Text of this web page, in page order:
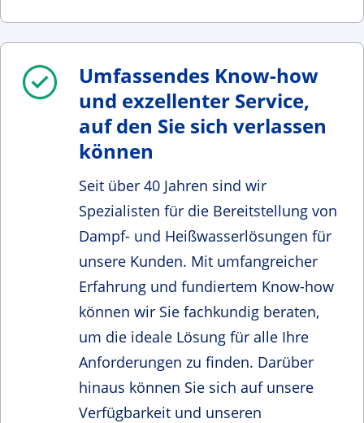
Umfassendes Know-how
und exzellenter Service,
auf den Sie sich verlassen
können
Seit über 40 Jahren sind wir
Spezialisten für die Bereitstellung von
Dampf- und Heißwasserlösungen für
unsere Kunden. Mit umfangreicher
Erfahrung und fundiertem Know-how
können wir Sie fachkundig beraten,
um die ideale Lösung für alle Ihre
Anforderungen zu finden. Darüber
hinaus können Sie sich auf unsere
Verfügbarkeit und unseren